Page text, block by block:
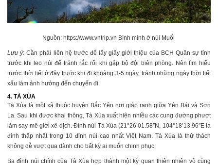
Nguồn: https://www.vntrip.vn Bình minh ở núi Muối
Lưu ý: Cần phải liên hệ trước để lấy giấy giới thiệu của BCH Quân sự tỉnh
trước khi leo núi để tránh rắc rối khi gặp bộ đội biên phòng. Nên tìm hiểu
trước thời tiết ở đây trước khi đi khoảng 3-5 ngày, tránh những ngày thời tiết
xấu làm ảnh hưởng đến chuyến đi.
4. TÀ XÙA
Tà Xùa là một xã thuộc huyên Bắc Yên nơi giáp ranh giữa Yên Bái và Sơn
La. Sau khi được khai thông, Tà Xùa xuất hiện nhiều các cung đường phượt
làm say mê giới xê dịch. Đỉnh núi Tà Xùa (21°26’01.58″N, 104°18’13.96″E là
đỉnh thấp nhất trong 10 đỉnh núi cao nhất Việt Nam. Tà Xùa là thử thách
không dễ vượt qua dành cho bất kỳ ai muốn chinh phục.
Ba đỉnh núi chính của Tà Xùa hợp thành một kỳ quan thiên nhiên vô cùng